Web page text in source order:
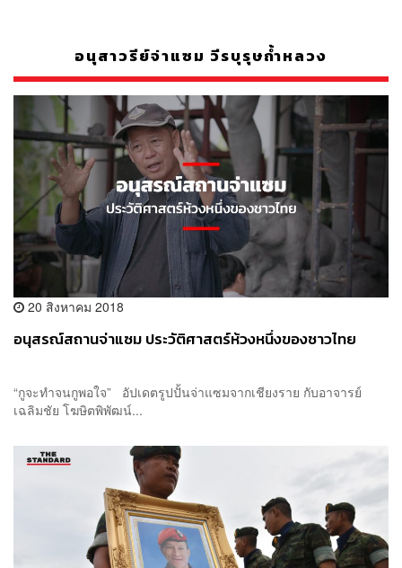
อนุสาวรีย์จ่าแซม วีรบุรุษถ้ำหลวง
20 สิงหาคม 2018
อนุสรณ์สถานจ่าแซม ประวัติศาสตร์ห้วงหนึ่งของชาวไทย
“กูจะทำจนกูพอใจ” อัปเดตรูปปั้นจ่าแซมจากเชียงราย กับอาจารย์
เฉลิมชัย โฆษิตพิพัฒน์...